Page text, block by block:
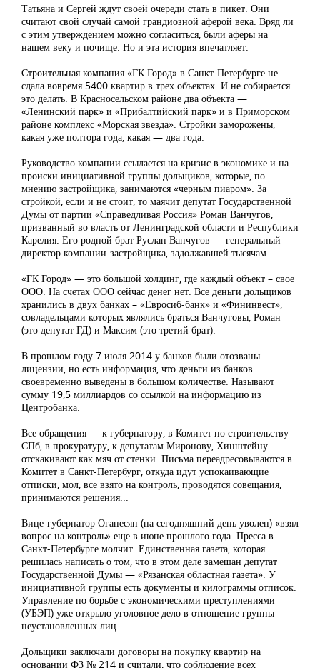
Татьяна и Сергей ждут своей очереди стать в пикет. Они
считают свой случай самой грандиозной аферой века. Вряд ли
с этим утверждением можно согласиться, были аферы на
нашем веку и почище. Но и эта история впечатляет.
Строительная компания «ГК Город» в Санкт-Петербурге не
сдала вовремя 5400 квартир в трех объектах. И не собирается
это делать. В Красносельском районе два объекта —
«Ленинский парк» и «Прибалтийский парк» и в Приморском
районе комплекс «Морская звезда». Стройки заморожены,
какая уже полтора года, какая — два года.
Руководство компании ссылается на кризис в экономике и на
происки инициативной группы дольщиков, которые, по
мнению застройщика, занимаются «черным пиаром». За
стройкой, если и не стоит, то маячит депутат Государственной
Думы от партии «Справедливая Россия» Роман Ванчугов,
призванный во власть от Ленинградской области и Республики
Карелия. Его родной брат Руслан Ванчугов — генеральный
директор компании-застройщика, задолжавшей тысячам.
«ГК Город» — это большой холдинг, где каждый объект – свое
ООО. На счетах ООО сейчас денег нет. Все деньги дольщиков
хранились в двух банках – «Евросиб-банк» и «Фининвест»,
совладельцами которых являлись браться Ванчуговы, Роман
(это депутат ГД) и Максим (это третий брат).
В прошлом году 7 июля 2014 у банков были отозваны
лицензии, но есть информация, что деньги из банков
своевременно выведены в большом количестве. Называют
сумму 19,5 миллиардов со ссылкой на информацию из
Центробанка.
Все обращения — к губернатору, в Комитет по строительству
СПб, в прокуратуру, к депутатам Миронову, Хинштейну
отскакивают как мяч от стенки. Письма переадресовываются в
Комитет в Санкт-Петербург, откуда идут успокаивающие
отписки, мол, все взято на контроль, проводятся совещания,
принимаются решения...
Вице-губернатор Оганесян (на сегодняшний день уволен) «взял
вопрос на контроль» еще в июне прошлого года. Пресса в
Санкт-Петербурге молчит. Единственная газета, которая
решилась написать о том, что в этом деле замешан депутат
Государственной Думы — «Рязанская областная газета». У
инициативной группы есть документы и килограммы отписок.
Управление по борьбе с экономическими преступлениями
(УБЭП) уже открыло уголовное дело в отношение группы
неустановленных лиц.
Дольщики заключали договоры на покупку квартир на
основании ФЗ № 214 и считали, что соблюдение всех